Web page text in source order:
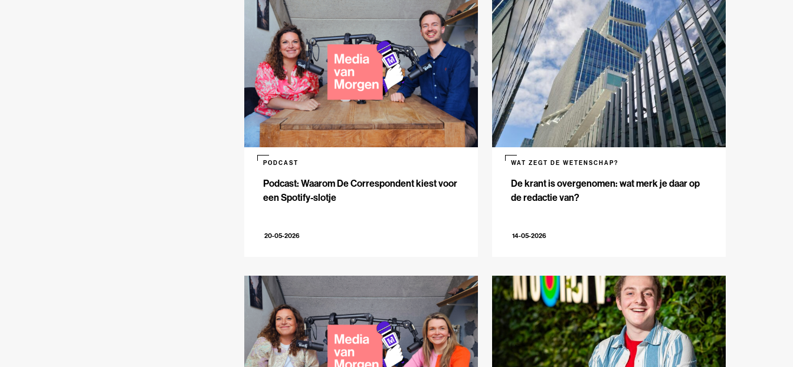
Podcast: Waarom De Correspondent kiest voor
een Spotify-slotje
PODCAST
20-05-2026
De krant is overgenomen: wat merk je daar op
de redactie van?
WAT ZEGT DE WETENSCHAP?
14-05-2026